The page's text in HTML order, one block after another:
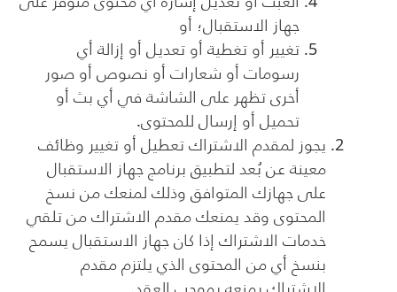
جهاز الاستقبال؛ أو
تغيير أو تغطية أو تعديل أو إزالة أي
رسومات أو شعارات أو نصوص أو صور
أخرى تظهر على الشاشة في أي بث أو
تحميل أو إرسال للمحتوى.
يجوز لمقدم الاشتراك تعطيل أو تغيير وظائف
معينة عن بُعد لتطبيق برنامج جهاز الاستقبال
على جهازك المتوافق وذلك لمنعك من نسخ
المحتوى وقد يمنعك مقدم الاشتراك من تلقي
خدمات الاشتراك إذا كان جهاز الاستقبال يسمح
بنسخ أي من المحتوى الذي يلتزم مقدم